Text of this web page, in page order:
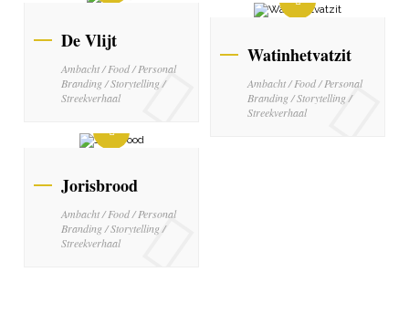
De Vlijt
Ambacht / Food / Personal
Branding / Storytelling /
Streekverhaal
Watinhetvatzit
Ambacht / Food / Personal
Branding / Storytelling /
Streekverhaal
Jorisbrood
Ambacht / Food / Personal
Branding / Storytelling /
Streekverhaal